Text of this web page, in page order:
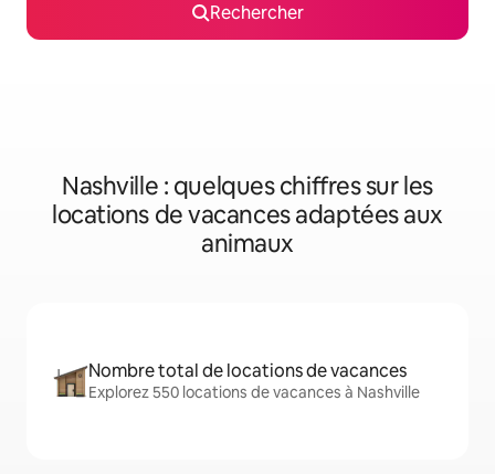
Rechercher
Nashville : quelques chiffres sur les
locations de vacances adaptées aux
animaux
Nombre total de locations de vacances
Explorez 550 locations de vacances à Nashville